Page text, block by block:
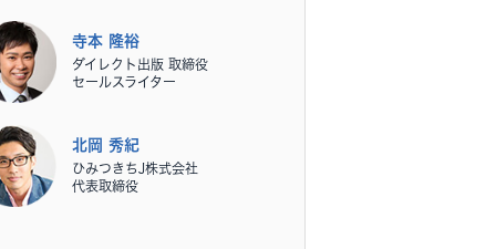
寺本 隆裕
ダイレクト出版 取締役
セールスライター
北岡 秀紀
ひみつきちJ株式会社
代表取締役